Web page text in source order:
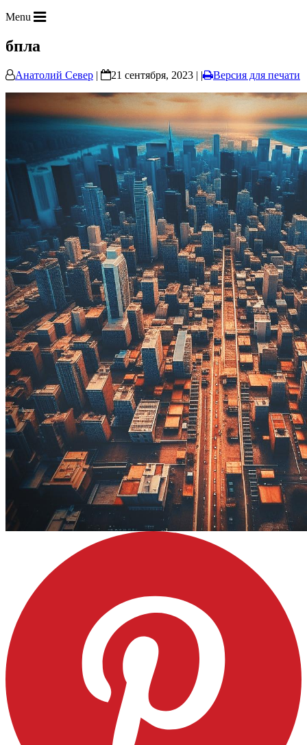
Menu
бпла
Анатолий Север | 21 сентября, 2023 | | Версия для печати